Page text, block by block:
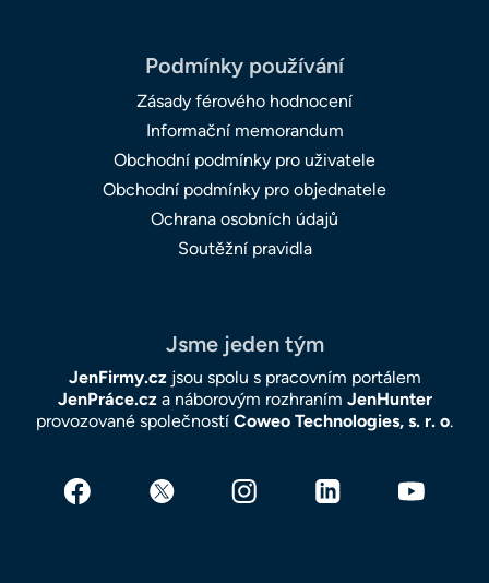
Podmínky používání
Zásady férového hodnocení
Informační memorandum
Obchodní podmínky pro uživatele
Obchodní podmínky pro objednatele
Ochrana osobních údajů
Soutěžní pravidla
Jsme jeden tým
JenFirmy.czjsou spolu s pracovním portálem
JenPráce.cza náborovým rozhraním JenHunter
provozované společností Coweo Technologies, s. r. o.